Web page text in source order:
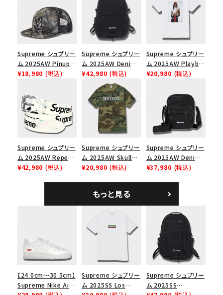
Supreme シュプリー
ム 2025AW Pinup
Mesh Back 5-Panel
ュバック 5パネルキャ
ップ トゥルーティン
バーHTC フォールカ
¥18,980 (税込)
Supreme シュプリー
ム 2025AW Denim
Backpack デニム バ
ックパック ブラック
¥42,980 (税込)
Supreme シュプリー
ム 2025AW Playboi
Carti Tee プレイボ
¥20,980 (税込)
Supreme シュプリー
ム 2025AW Repeat
Leather Belt リピー
¥42,980 (税込)
Supreme シュプリー
ム 2025AW Skull
Tee スカル Tシャ
¥20,980 (税込)
Supreme シュプリー
ム 2025AW Denim
Shoulder Bag デニ
¥37,980 (税込)
もっと見る
【24.0cm～30.5cm】
Supreme Nike Air
Supreme シュプリー
ム 2025SS Los
Supreme シュプリー
ム 2025SS